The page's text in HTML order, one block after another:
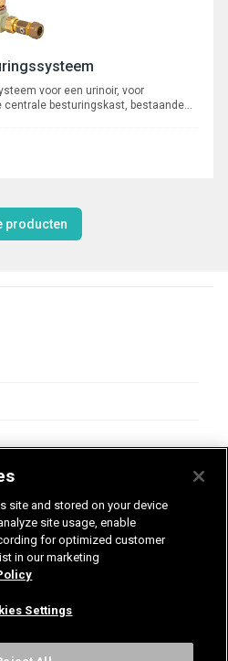
voor een urinoir, voor
centrale besturingskast, bestaande
producten
Germany Nederland
- Nederlands
site and stored on your device
site usage, enable
for optimized customer
in our marketing
Settings